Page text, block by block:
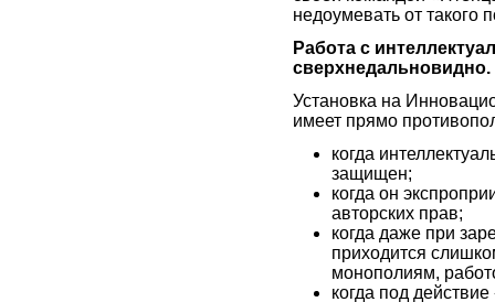
недоумевать от такого
Работа с
сверхнедальновидно.
Установка на
имеет прямо
когда
защищен;
когда он
авторских прав;
когда даже при
приходится
монополиям,
когда под